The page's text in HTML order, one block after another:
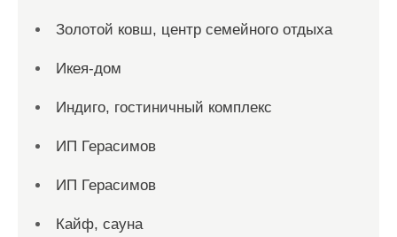
Золотой ковш, центр семейного отдыха
Икея-дом
Индиго, гостиничный комплекс
ИП Герасимов
ИП Герасимов
Кайф, сауна